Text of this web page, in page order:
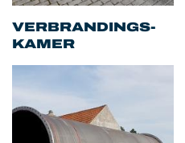
VERBRANDINGS-
KAMER